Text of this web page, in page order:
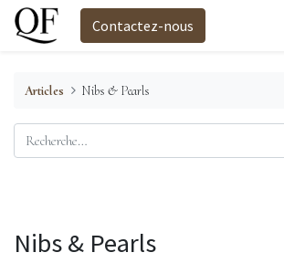
Contactez-nous
Articles Nibs & Pearls
Nibs & Pearls